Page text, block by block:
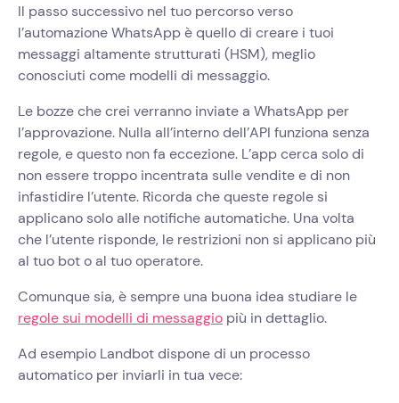
Il passo successivo nel tuo percorso verso
l’automazione WhatsApp è quello di creare i tuoi
messaggi altamente strutturati (HSM), meglio
conosciuti come modelli di messaggio.
Le bozze che crei verranno inviate a WhatsApp per
l’approvazione. Nulla all’interno dell’API funziona senza
regole, e questo non fa eccezione. L’app cerca solo di
non essere troppo incentrata sulle vendite e di non
infastidire l’utente. Ricorda che queste regole si
applicano solo alle notifiche automatiche. Una volta
che l’utente risponde, le restrizioni non si applicano più
al tuo bot o al tuo operatore.
Comunque sia, è sempre una buona idea studiare le
regole sui modelli di messaggio più in dettaglio.
Ad esempio Landbot dispone di un processo
automatico per inviarli in tua vece: